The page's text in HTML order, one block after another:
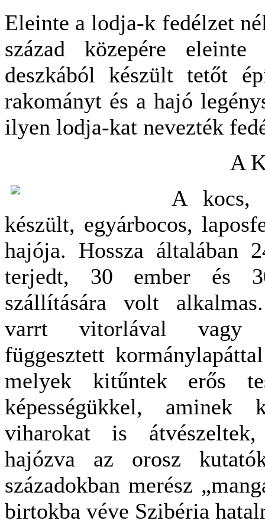
Eleinte a lodja-k fedélzet
század közepére
deszkából készült tetőt
rakományt és a hajó
ilyen lodja-kat nevezték
A
A kocs,
készült, egyárbocos,
hajója. Hossza általában
terjedt, 30 ember és
szállítására volt
varrt vitorlával vagy
függesztett
melyek kitűntek erős
képességükkel, aminek
viharokat is átvészeltek,
hajózva az orosz
századokban merész
birtokba véve Szibéria